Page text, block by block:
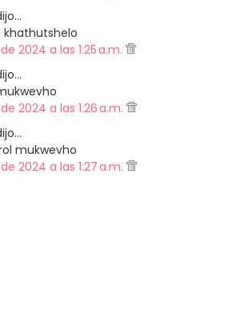
khathutshelo
2024 a las 1:25 a.m.
2024 a las 1:26 a.m.
mukwevho
2024 a las 1:27 a.m.